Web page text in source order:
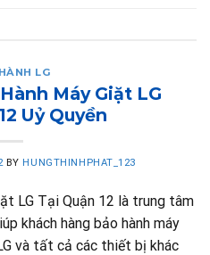
LG
Máy Giặt LG
Uỷ Quyền
BY HUNGTHINHPHAT_123
LG Tại Quận 12 là trung tâm
khách hàng bảo hành máy
và tất cả các thiết bị khác